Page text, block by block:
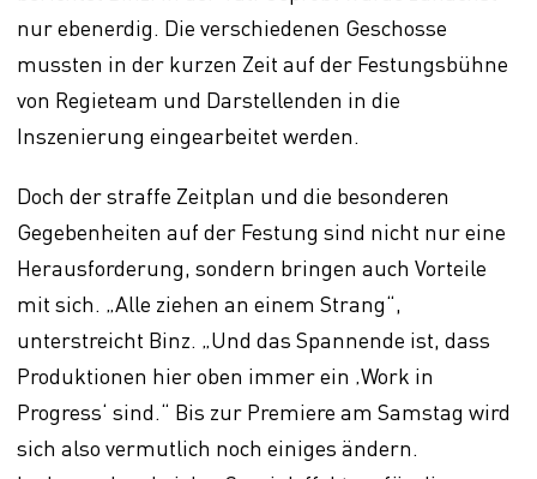
nur ebenerdig. Die verschiedenen Geschosse
mussten in der kurzen Zeit auf der Festungsbühne
von Regieteam und Darstellenden in die
Inszenierung eingearbeitet werden.
Doch der straffe Zeitplan und die besonderen
Gegebenheiten auf der Festung sind nicht nur eine
Herausforderung, sondern bringen auch Vorteile
mit sich. „Alle ziehen an einem Strang“,
unterstreicht Binz. „Und das Spannende ist, dass
Produktionen hier oben immer ein ‚Work in
Progress‘ sind.“ Bis zur Premiere am Samstag wird
sich also vermutlich noch einiges ändern.